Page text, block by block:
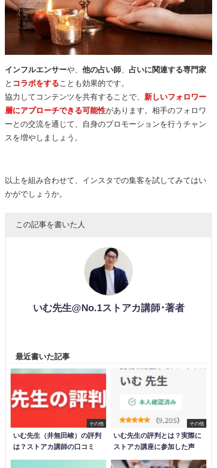
インフルエンサーや、 他の占い師
占いに関連する専門家
と コラボをすることも効果的です。
協力してコンテンツを共有することで、 新しいフォロワー
層にアプローチできる可能性があります。相手のフォロワ
ーとの交流を通じて、自身のプロモーションを行うチャン
スを増やしましょう。
以上を組み合わせて、インスタでの集客を試してみてはい
かがでしょうか。
この記事を書いた人
いむ先生@No.1ストアカ講師･著者
最近書いた記事
その他
いむ先生（井無田峻）の評判
は？ストアカ講師の口コミ
その他
いむ先生の評判とは？実際に
ストアカ講座に参加した声